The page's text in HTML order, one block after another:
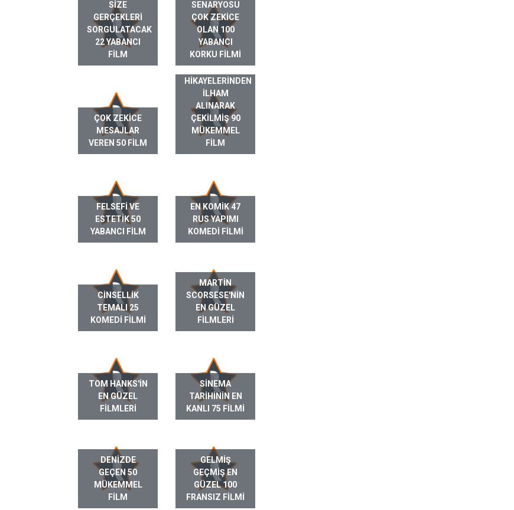
SIZE
GERÇEKLERI
SORGULATACAK
22 YABANCI
FILM
SENARYOSU
ÇOK ZEKICE
OLAN 100
YABANCI
KORKU FILMI
ÇOK ZEKICE
MESAJLAR
VEREN 50 FILM
GERÇEK HAYAT
HIKAYELERINDEN
ILHAM
ALINARAK
ÇEKILMIŞ 90
MÜKEMMEL
FILM
FELSEFI VE
ESTETIK 50
YABANCI FILM
EN KOMIK 47
RUS YAPIMI
KOMEDI FILMI
CINSELLIK
TEMALI 25
KOMEDI FILMI
MARTIN
SCORSESE'NIN
EN GÜZEL
FILMLERI
TOM HANKS'IN
EN GÜZEL
FILMLERI
SINEMA
TARIHININ EN
KANLI 75 FILMI
DENIZDE
GEÇEN 50
MÜKEMMEL
FILM
GELMIŞ
GEÇMIŞ EN
GÜZEL 100
FRANSIZ FILMI